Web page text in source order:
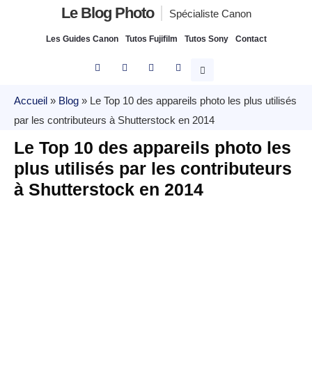
Le Blog Photo Spécialiste Canon
Les Guides Canon Tutos Fujifilm Tutos Sony Contact
Accueil » Blog » Le Top 10 des appareils photo les plus utilisés
par les contributeurs à Shutterstock en 2014
Le Top 10 des appareils photo les
plus utilisés par les contributeurs
à Shutterstock en 2014